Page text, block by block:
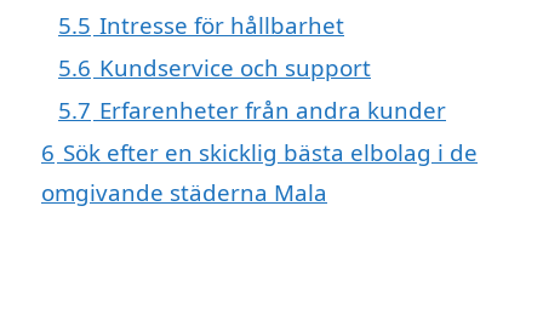
5.5 Intresse för hållbarhet
5.6 Kundservice och support
5.7 Erfarenheter från andra kunder
6 Sök efter en skicklig bästa elbolag i de
omgivande städerna Mala